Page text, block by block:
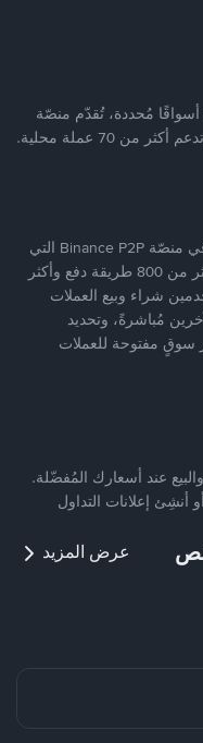
بينما تستهدف العديد من منصّات تداول P2P أسواقًا مُحددة، تُقدّم منصّة
يضع ملايين المُستخدمين حول العالم ثقتهم في منصّة Binance P2P التي
توفّر منصّة آمنة لتداول العملات الرقمية بأكثر من 800 طريقة دفع وأكثر
شراء وبيع العملات
مُباشرةً، وتحديد
سوقٍ مفتوحة للعملات
عند أسعارك المُفضّلة.
أنشِئ إعلانات التداول
عرض المزيد